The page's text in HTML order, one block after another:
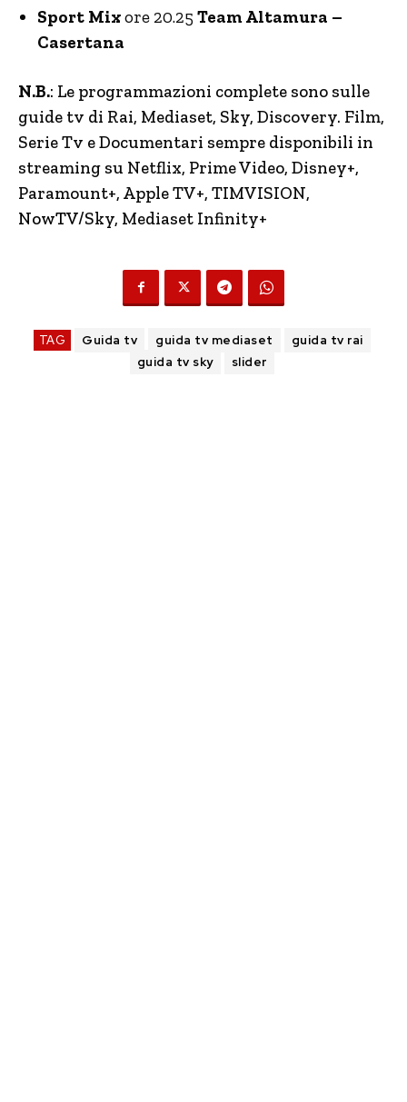
Sport Mixore 20.25 Team Altamura –
Casertana
N.B.: Le programmazioni complete sono sulle
guide tv di Rai, Mediaset, Sky, Discovery. Film,
Serie Tv e Documentari sempre disponibili in
streaming su Netflix, Prime Video, Disney+,
Paramount+, Apple TV+, TIMVISION,
NowTV/Sky, Mediaset Infinity+
TAG Guida tv guida tv mediaset
guida tv rai
guida tv sky
slider